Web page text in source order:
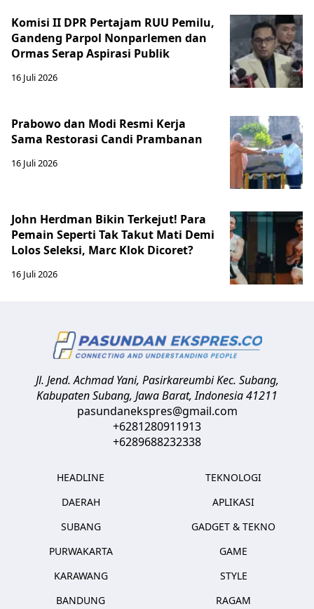
Komisi II DPR Pertajam RUU Pemilu,
Gandeng Parpol Nonparlemen dan
Ormas Serap Aspirasi Publik
16 Juli 2026
Prabowo dan Modi Resmi Kerja
Sama Restorasi Candi Prambanan
16 Juli 2026
John Herdman Bikin Terkejut! Para
Pemain Seperti Tak Takut Mati Demi
Lolos Seleksi, Marc Klok Dicoret?
16 Juli 2026
Jl. Jend. Achmad Yani, Pasirkareumbi Kec. Subang,
Kabupaten Subang, Jawa Barat,Indonesia41211
pasundanekspres@gmail.com
+6281280911913
+6289688232338
HEADLINE
DAERAH
SUBANG
PURWAKARTA
KARAWANG
BANDUNG
TEKNOLOGI
APLIKASI
GADGET & TEKNO
GAME
STYLE
RAGAM